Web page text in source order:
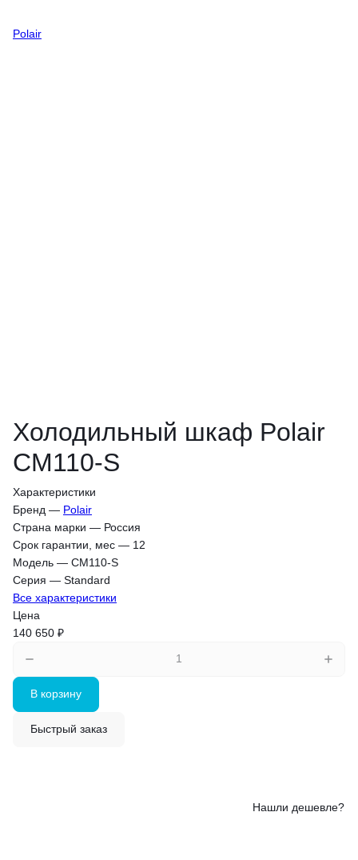
Polair
Холодильный шкаф Polair
CM110-S
Характеристики
Бренд — Polair
Страна марки — Россия
Срок гарантии, мес — 12
Модель — CM110-S
Серия — Standard
Все характеристики
Цена
140 650 ₽
В корзину
Быстрый заказ
Нашли дешевле?